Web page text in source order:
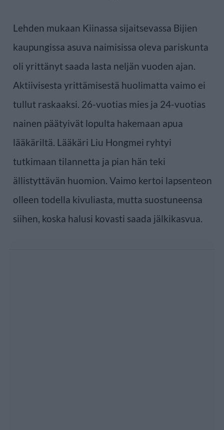
Lehden mukaan Kiinassa sijaitsevassa Bijien
kaupungissa asuva naimisissa oleva pariskunta
oli yrittänyt saada lasta neljän vuoden ajan.
Aktiivisesta yrittämisestä huolimatta vaimo ei
tullut raskaaksi. 26-vuotias mies ja 24-vuotias
nainen päätyivät lopulta hakemaan apua
lääkäriltä. Lääkäri Liu Hongmei ryhtyi
tutkimaan tilannetta ja pian hän teki
ällistyttävän huomion. Vaimo kertoi lapsenteon
olleen todella kivuliasta, mutta suostuneensa
siihen, koska halusi kovasti saada jälkikasvua.